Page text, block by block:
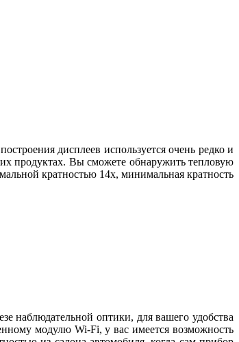
дисплеев используется очень редко и
продуктах. Вы сможете обнаружить тепловую
кратностью 14х, минимальная кратность
наблюдательной оптики, для вашего удобства
модулю Wi-Fi, у вас имеется возможность